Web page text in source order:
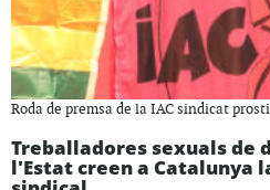
Roda de premsa de la IAC sindicat
Treballadores sexuals de
l'Estat creen a Catalunya